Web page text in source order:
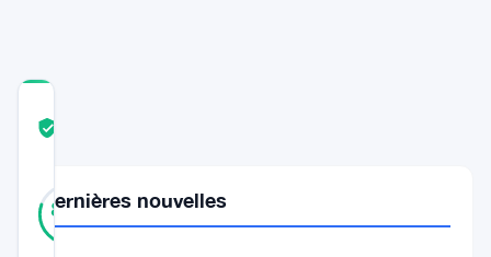
80
RÉEL
Vérifié
votes
Dernières nouvelles